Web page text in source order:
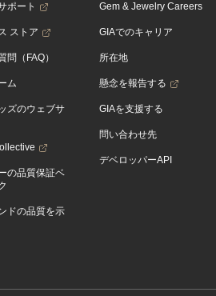
ポート
ストア
問（FAQ）
ム
ズのウェブサ
の品質保証ベ
ドの品質を示
Gem & Jewelry Careers
GIAでのキャリア
所在地
懸念を報告する
GIAを支援する
問い合わせ先
デベロッパーAPI